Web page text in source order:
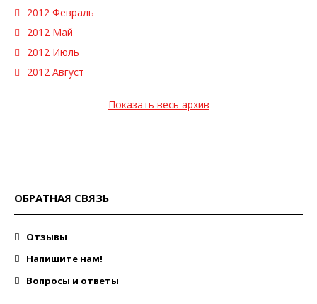
2012 Февраль
2012 Май
2012 Июль
2012 Август
Показать весь архив
ОБРАТНАЯ СВЯЗЬ
Отзывы
Напишите нам!
Вопросы и ответы